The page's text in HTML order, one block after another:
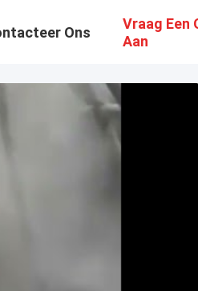
Ons
Vraag Een
Aan